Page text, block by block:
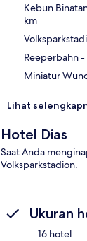
Kebun
km
Reeperbahn-
Miniatur
Lihat
Hotel Dias
Saat Anda
Volksparkstadion.
Ukuran
16 hotel